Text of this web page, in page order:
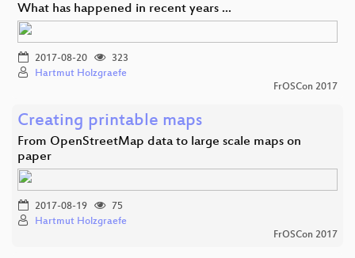
What has happened in recent years ...
2017-08-20
323
Hartmut Holzgraefe
FrOSCon 2017
Creating printable maps
From OpenStreetMap data to large scale maps on
paper
2017-08-19
75
Hartmut Holzgraefe
FrOSCon 2017